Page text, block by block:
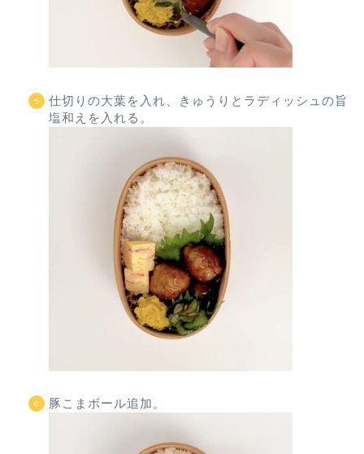
仕切りの大葉を入れ、きゅうりとラディッシュの旨
塩和えを入れる。
豚こまボール追加。